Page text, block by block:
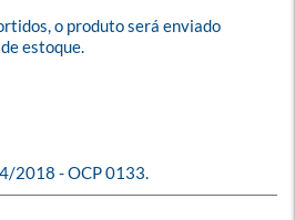
o produto será enviado
estoque.
2018 - OCP 0133.